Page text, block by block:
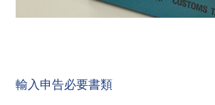
輸入申告必要書類